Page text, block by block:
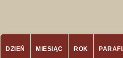
DZIEŃ MIESIĄC ROK